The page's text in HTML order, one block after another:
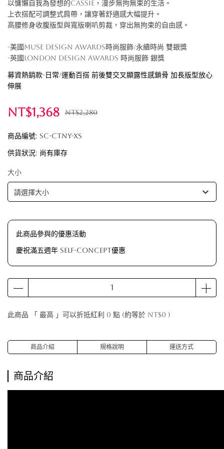
以慵懶自我為發想的Cassie，漫步無拘無束的生活。
上衣搭配可調整式肩帶，讓穿著舒適感大幅提升。
高腰修身收腹版型與寬版喇叭剪裁，穿出無拘束的自由感。
-美國Muse Design Awards時尚服飾/永續時尚 雙銀獎
-英國London Design Awards 時尚服飾 銀獎
募資熱銷款-日常/運動百搭 前後雙交叉顯露性感鎖骨 加長版型放心
伸展
NT$1,368 NT$2,280
商品編號: SC-CTNY-XS
供貨狀況: 尚有庫存
大小
請選擇大小
此商品參與的優惠活動
慶祝滿五週年 Self-Concept優惠
此商品 「 最高 」可以折抵紅利 0 點 (約等於 NT$0 )
商品介紹 規格說明 運送方式
商品介紹